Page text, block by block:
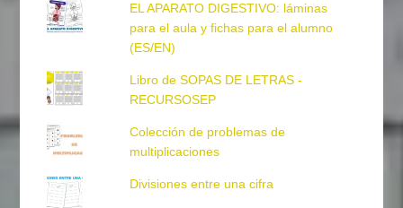
EL APARATO DIGESTIVO: láminas
para el aula y fichas para el alumno
(ES/EN)
Libro de SOPAS DE LETRAS -
RECURSOSEP
Colección de problemas de
multiplicaciones
Divisiones entre una cifra